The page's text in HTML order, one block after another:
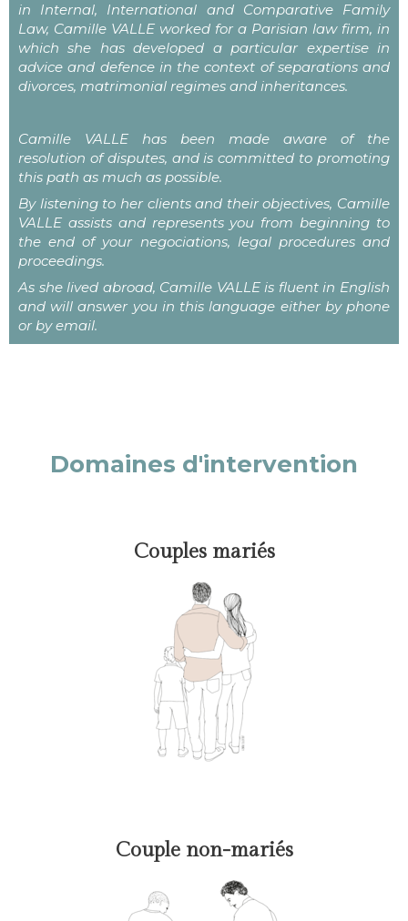
in Internal, International and Comparative Family
Law, Camille VALLE worked for a Parisian law firm, in
which she has developed a particular expertise in
advice and defence in the context of separations and
divorces, matrimonial regimes and inheritances.
Camille VALLE has been made aware of the
resolution of disputes, and is committed to promoting
this path as much as possible.
By listening to her clients and their objectives, Camille
VALLE assists and represents you from beginning to
the end of your negociations, legal procedures and
proceedings.
As she lived abroad, Camille VALLE is fluent in English
and will answer you in this language either by phone
or by email.
Domaines d'intervention
Couples mariés
Couple non-mariés